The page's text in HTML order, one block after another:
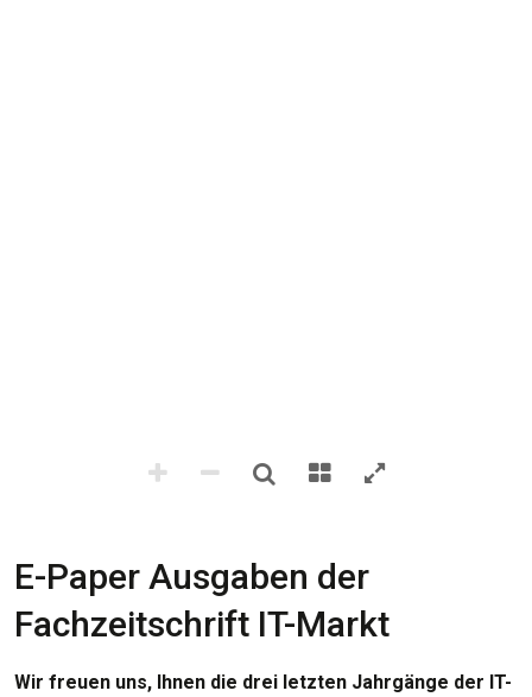
E-Paper Ausgaben der
Fachzeitschrift IT-Markt
Wir freuen uns, Ihnen die drei letzten Jahrgänge der IT-